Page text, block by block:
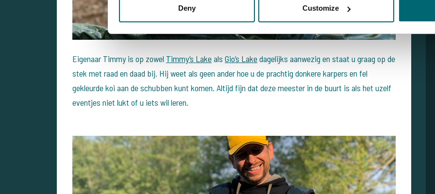
Deny Customize
Eigenaar Timmy is op zowel Timmy’s Lakeals Gio’s Lakedagelijks aanwezig en staat u graag op de
stek met raad en daad bij. Hij weet als geen ander hoe u de prachtig donkere karpers en fel
gekleurde koi aan de schubben kunt komen. Altijd fijn dat deze meester in de buurt is als het uzelf
eventjes niet lukt of u iets wil leren.